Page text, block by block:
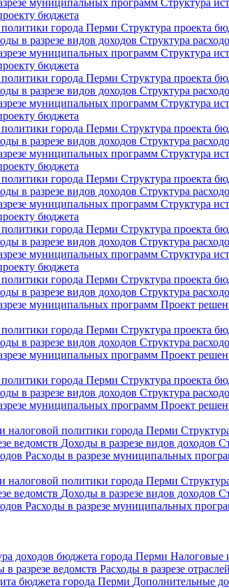
муниципальных программ Структура
бюджета
города Перми Структура проекта
в разрезе видов доходов Структура
муниципальных программ Структура
бюджета
города Перми Структура проекта
в разрезе видов доходов Структура
муниципальных программ Структура
бюджета
города Перми Структура проекта
в разрезе видов доходов Структура
муниципальных программ Структура
бюджета
города Перми Структура проекта
в разрезе видов доходов Структура
муниципальных программ Структура
бюджета
города Перми Структура проекта
в разрезе видов доходов Структура
муниципальных программ Структура
бюджета
города Перми Структура проекта
в разрезе видов доходов Структура
муниципальных программ Проект
города Перми Структура проекта
в разрезе видов доходов Структура
муниципальных программ Проект
города Перми Структура проекта
в разрезе видов доходов Структура
муниципальных программ Проект
политики города Перми
ведомств Доходы в разрезе видов доходов
Расходы в разрезе муниципальных
политики города Перми
ведомств Доходы в разрезе видов доходов
Расходы в разрезе муниципальных
доходов бюджета города Перми Налоговые
в разрезе ведомств Расходы в разрезе отраслей
бюджета города Перми Дополнительные